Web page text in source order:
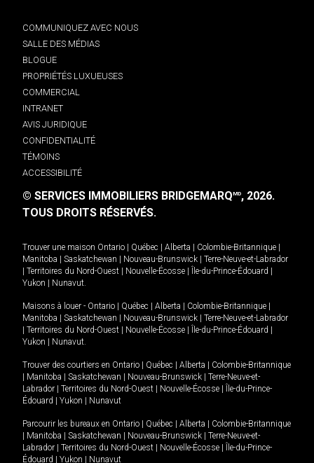
COMMUNIQUEZ AVEC NOUS
SALLE DES MÉDIAS
BLOGUE
PROPRIÉTÉS LUXUEUSES
COMMERCIAL
INTRANET
AVIS JURIDIQUE
CONFIDENTIALITÉ
TÉMOINS
ACCESSIBILITÉ
© SERVICES IMMOBILIERS BRIDGEMARQMD, 2026.
TOUS DROITS RÉSERVÉS.
Trouver une maison Ontario Québec Alberta Colombie-Britannique
Manitoba
Saskatchewan Nouveau-Brunswick
Terre-Neuve-et-Labrador
Territoires du Nord-Ouest Nouvelle-Écosse Île-du-Prince-Édouard
Yukon
Nunavut.
Maisons à louer - Ontario Québec Alberta Colombie-Britannique
Manitoba
Saskatchewan Nouveau-Brunswick
Terre-Neuve-et-Labrador
Territoires du Nord-Ouest Nouvelle-Écosse Île-du-Prince-Édouard
Yukon
Nunavut.
Trouver des courtiers en Ontario Québec Alberta
Colombie-Britannique
Manitoba Saskatchewan Nouveau-Brunswick
Terre-Neuve-et-
Labrador
Territoires du Nord-Ouest Nouvelle-Écosse
Île-du-Prince-
Édouard
Yukon Nunavut
Parcourir les bureaux en Ontario Québec Alberta
Colombie-Britannique
Manitoba Saskatchewan Nouveau-Brunswick
Terre-Neuve-et-
Labrador
Territoires du Nord-Ouest Nouvelle-Écosse
Île-du-Prince-
Édouard
Yukon Nunavut